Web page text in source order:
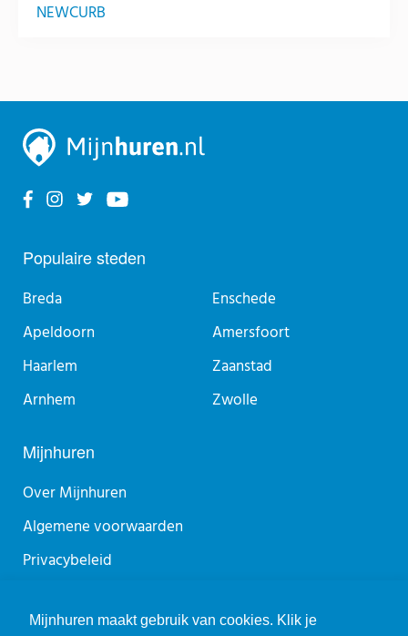
Mijnhuren maakt gebruik van cookies. Klik je
NEWCURB
Populaire steden
Breda
Apeldoorn
Haarlem
Arnhem
Enschede
Amersfoort
Zaanstad
Zwolle
Mijnhuren
Over Mijnhuren
Algemene voorwaarden
Privacybeleid